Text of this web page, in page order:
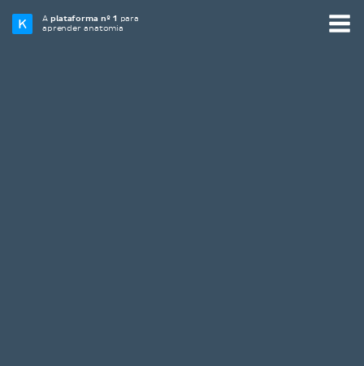
Aplataforma nº 1 para
aprender anatomia